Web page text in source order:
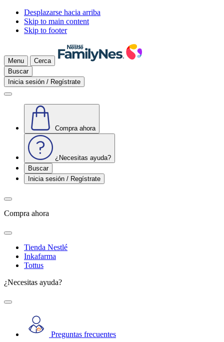
Desplazarse hacia arriba
Skip to main content
Skip to footer
Menu
Cerca
Buscar
Inicia sesión / Regístrate
Compra ahora
¿Necesitas ayuda?
Buscar
Inicia sesión / Regístrate
Compra ahora
Tienda Nestlé
Inkafarma
Tottus
¿Necesitas ayuda?
Preguntas frecuentes